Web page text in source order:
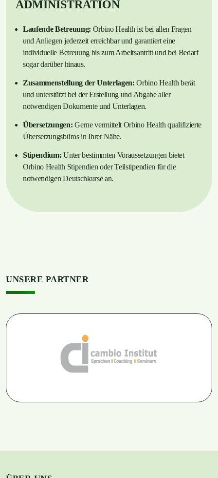
ADMINISTRATION
Laufende Betreuung: Orbino Health ist bei allen Fragen
und Anliegen jederzeit erreichbar und garantiert eine
individuelle Betreuung bis zum Arbeitsantritt und bei Bedarf
sogar darüber hinaus.
Zusammenstellung der Unterlagen: Orbino Health berät
und unterstützt bei der Erstellung und Abgabe aller
notwendigen Dokumente und Unterlagen.
Übersetzungen: Gerne vermittelt Orbino Health qualifizierte
Übersetzungsbüros in Ihrer Nähe.
Stipendium: Unter bestimmten Voraussetzungen bietet
Orbino Health Stipendien oder Teilstipendien für die
notwendigen Deutschkurse an.
UNSERE PARTNER